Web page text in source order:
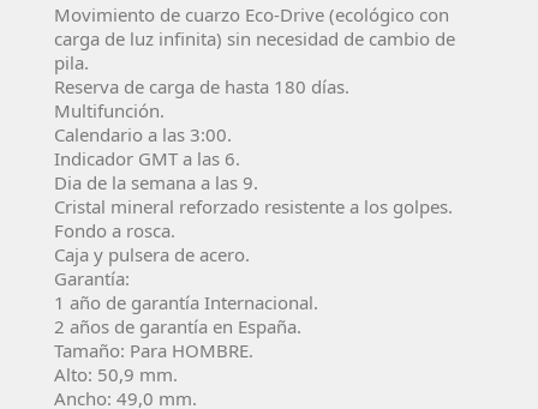
Movimiento de cuarzo Eco-Drive (ecológico con
carga de luz infinita) sin necesidad de cambio de
pila.
Reserva de carga de hasta 180 días.
Multifunción.
Calendario a las 3:00.
Indicador GMT a las 6.
Dia de la semana a las 9.
Cristal mineral reforzado resistente a los golpes.
Fondo a rosca.
Caja y pulsera de acero.
Garantí­a:
1 año de garantía Internacional.
2 años de garantí­a en España.
Tamaño: Para HOMBRE.
Alto: 50,9 mm.
Ancho: 49,0 mm.